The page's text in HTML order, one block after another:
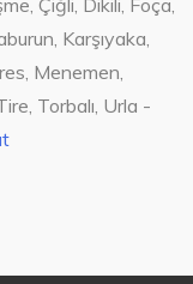
Karşıyaka,
Menemen,
Torbalı, Urla -